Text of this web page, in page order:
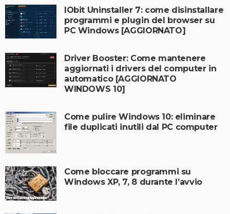
IObit Uninstaller 7: come disinstallare
programmi e plugin del browser su
PC Windows [AGGIORNATO]
Driver Booster: Come mantenere
aggiornati i drivers del computer in
automatico [AGGIORNATO
WINDOWS 10]
Come pulire Windows 10: eliminare
file duplicati inutili dal PC computer
Come bloccare programmi su
Windows XP, 7, 8 durante l’avvio